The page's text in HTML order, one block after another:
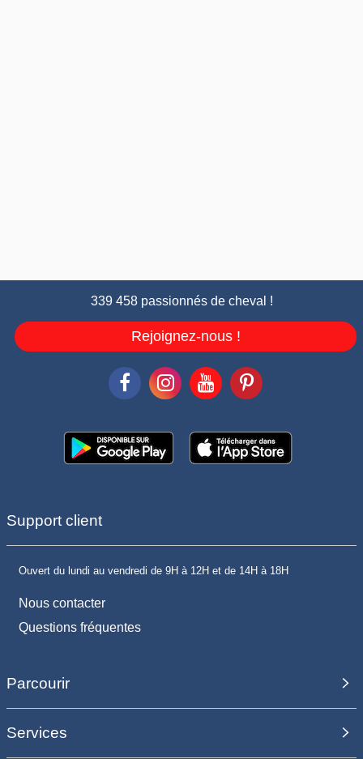
339 458 passionnés de cheval !
Rejoignez-nous !
Support client
Ouvert du lundi au vendredi de 9H à 12H et de 14H à 18H
Nous contacter
Questions fréquentes
Parcourir
Services